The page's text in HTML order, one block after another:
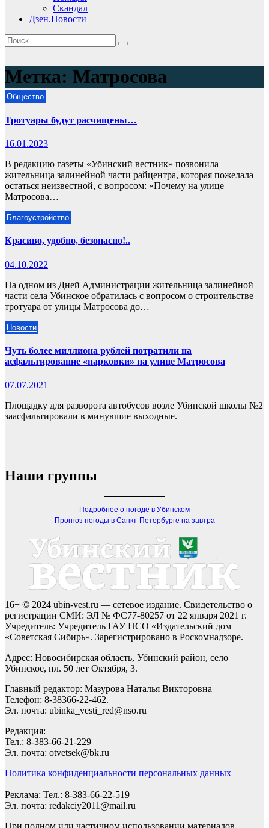
Скандал
Дзен.Новости
Метка: Матросова
Общество
Тротуары будут расчищены…
16.01.2023
В редакцию газеты «Убинский вестник» позвонила
жительница залинейной части райцентра, которая пожелала
остаться неизвестной, с вопросом: «Почему на улице
Матросова…
Благоустройство
Красиво, удобно, безопасно!..
04.10.2022
На одном из Дней Администрации жительница залинейной
части села Убинское обратилась с вопросом о строительстве
тротуара от улицы Матросова до…
Новости
Чуть более миллиона рублей потратили на
асфальтирование «парковки» на улице Матросова
07.07.2021
Площадку для разворота автобусов возле Убинской школы №2
заасфальтировали в минувшие выходные.
Наши группы
Подробнее о погоде в Убинском
Прогноз погоды в Санкт-Петербурге на завтра
16+ © 2024 ubin-vest.ru — сетевое издание. Свидетельство о
регистрации СМИ: ЭЛ № ФС77-80257 от 22 января 2021 г.
Учредитель: Учредитель ГАУ НСО «Издательский дом
«Советская Сибирь». Зарегистрировано в Роскомнадзоре.
Адрес: Новосибирская область, Убинский район, село
Убинское, пл. 50 лет Октября, 3.
Главный редактор: Мазурова Наталья Викторовна
Телефон: 8-38366-22-462.
Эл. почта: ubinka_vesti_red@nso.ru
Редакция:
Тел.: 8-383-66-21-229
Эл. почта: otvetsek@bk.ru
Политика конфиденциальности персональных данных
Реклама: Тел.: 8-383-66-22-519
Эл. почта: redakciy2011@mail.ru